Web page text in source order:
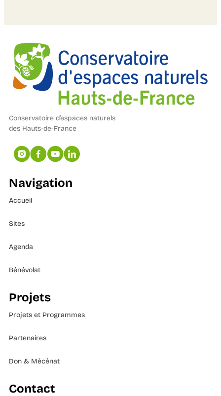
Conservatoire d’espaces naturels
des Hauts-de-France
Navigation
Accueil
Sites
Agenda
Bénévolat
Projets
Projets et Programmes
Partenaires
Don & Mécénat
Contact